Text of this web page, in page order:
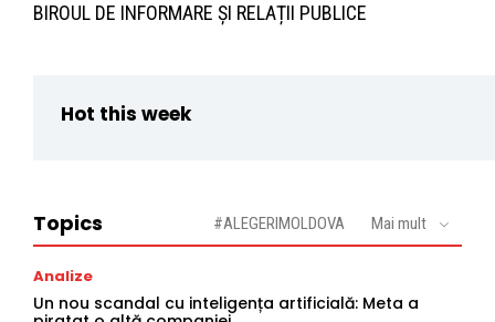
BIROUL DE INFORMARE ȘI RELAȚII PUBLICE
Hot this week
Topics #ALEGERIMOLDOVA Mai mult
Analize
Un nou scandal cu inteligența artificială: Meta a